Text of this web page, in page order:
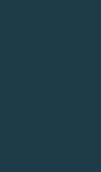
a 30 de
do século
acionista da
do mundo'.